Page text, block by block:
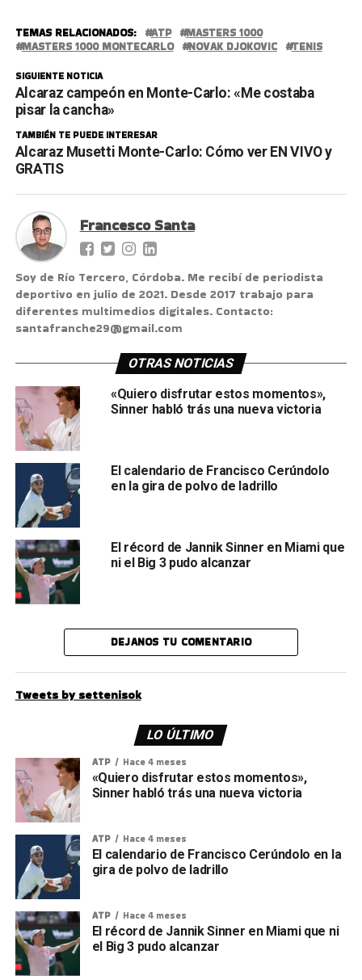
TEMAS RELACIONADOS: ATP
MASTERS 1000
MASTERS 1000 MONTECARLO
NOVAK DJOKOVIC TENIS
SIGUIENTE NOTICIA
Alcaraz campeón en Monte-Carlo: «Me costaba
pisar la cancha»
TAMBIÉN TE PUEDE INTERESAR
Alcaraz Musetti Monte-Carlo: Cómo ver EN VIVO y
GRATIS
Francesco Santa
Soy de Río Tercero, Córdoba. Me recibí de periodista
deportivo en julio de 2021. Desde 2017 trabajo para
diferentes multimedios digitales. Contacto:
santafranche29@gmail.com
OTRAS NOTICIAS
«Quiero disfrutar estos momentos»,
Sinner habló trás una nueva victoria
El calendario de Francisco Cerúndolo
en la gira de polvo de ladrillo
El récord de Jannik Sinner en Miami que
ni el Big 3 pudo alcanzar
DEJANOS TU COMENTARIO
Tweets by settenisok
LO ÚLTIMO
ATP Hace 4 meses
«Quiero disfrutar estos momentos»,
Sinner habló trás una nueva victoria
ATP Hace 4 meses
El calendario de Francisco Cerúndolo en la
gira de polvo de ladrillo
ATP Hace 4 meses
El récord de Jannik Sinner en Miami que ni
el Big 3 pudo alcanzar